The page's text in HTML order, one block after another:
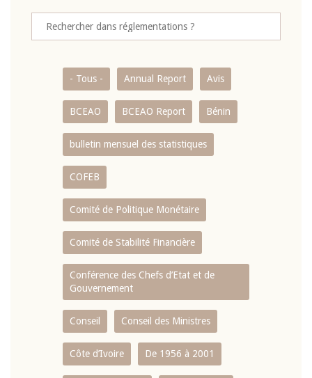
- Tous - Annual Report Avis
BCEAO BCEAO Report Bénin
bulletin mensuel des statistiques
COFEB
Comité de Politique Monétaire
Comité de Stabilité Financière
Conférence des Chefs d’Etat et de
Gouvernement
Conseil Conseil des Ministres
Côte d’Ivoire De 1956 à 2001